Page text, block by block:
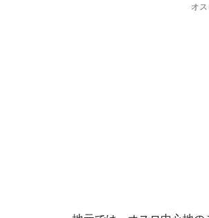
オ